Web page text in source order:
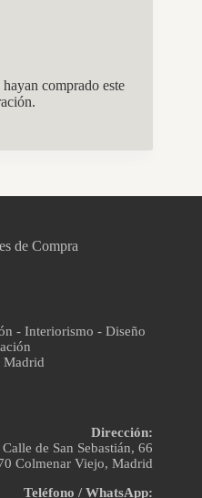
comprado este
de Compra
- Interiorismo - Diseño
Madrid
Dirección:
Calle de San Sebastián, 66
Colmenar Viejo, Madrid
Teléfono / WhatsApp: